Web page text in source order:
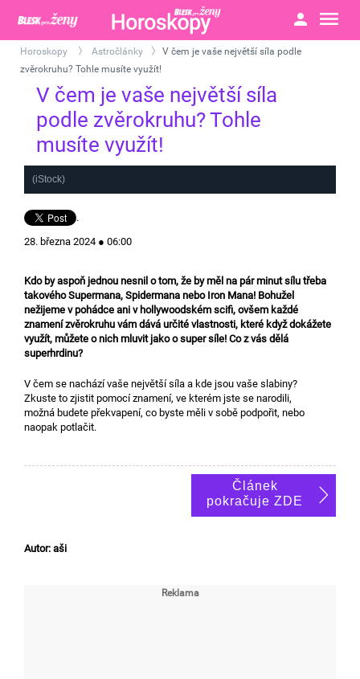
Horoskopy Astročlánky
V čem je vaše největší síla podle
zvěrokruhu? Tohle musíte využít!
V čem je vaše největší síla
podle zvěrokruhu? Tohle
musíte využít!
(iStock)
.
28. března 2024 ● 06:00
Kdo by aspoň jednou nesnil o tom, že by měl na pár minut sílu třeba
takového Supermana, Spidermana nebo Iron Mana! Bohužel
nežijeme v pohádce ani v hollywoodském scifi, ovšem každé
znamení zvěrokruhu vám dává určité vlastnosti, které když dokážete
využít, můžete o nich mluvit jako o super síle! Co z vás dělá
superhrdinu?
V čem se nachází vaše největší síla a kde jsou vaše slabiny?
Zkuste to zjistit pomocí znamení, ve kterém jste se narodili,
možná budete překvapení, co byste měli v sobě podpořit, nebo
naopak potlačit.
Článek
pokračuje ZDE
Autor: aši